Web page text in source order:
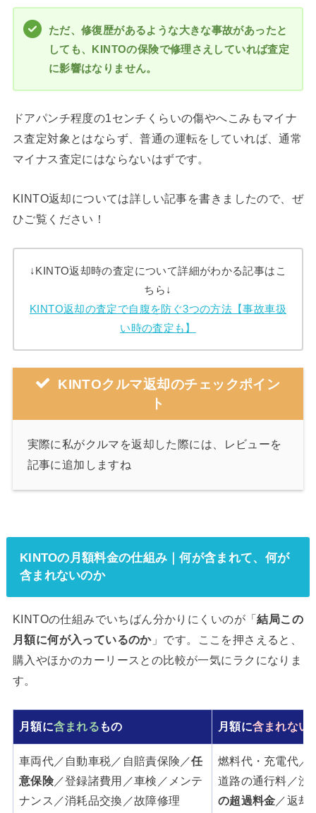
ただ、修復歴があるような大きな事故があったと
しても、KINTOの保険で修理さえしていれば査定
に影響はなりません。
ドアパンチ程度の1センチくらいの傷やへこみもマイナ
ス査定対象とはならず、普通の運転をしていれば、通常
マイナス査定にはならないはずです。
KINTO返却については詳しい記事を書きましたので、ぜ
ひご覧ください！
↓KINTO返却時の査定について詳細がわかる記事はこ
ちら↓
KINTO返却の査定で自腹を防ぐ3つの方法【事故車扱
い時の査定も】
KINTOクルマ返却のチェックポイン
ト
実際に私がクルマを返却した際には、レビューを
記事に追加しますね
KINTOの月額料金の仕組み｜何が含まれて、何が
含まれないのか
KINTOの仕組みでいちばん分かりにくいのが「結局この
月額に何が入っているのか」です。ここを押さえると、
購入やほかのカーリースとの比較が一気にラクになりま
す。
月額に含まれる もの 月額に含まれない
車両代／自動車税／自賠責保険／任
意保険／登録諸費用／車検／メンテ
ナンス／消耗品交換／故障修理
燃料代・充電代／
道路の通行料／洗
の超過料金／返却